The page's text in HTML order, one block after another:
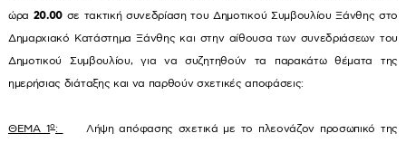
ώρα 20.00 σε τακτική συνεδρίαση του Δημοτικού Συμβουλίου Ξάνθης στο
Δημαρχιακό Κατάστημα Ξάνθης και στην αίθουσα των συνεδριάσεων του
Δημοτικού Συμβουλίου, για να συζητηθούν τα παρακάτω θέματα της
ημερήσιας διάταξης και να παρθούν σχετικές αποφάσεις:
ΘΕΜΑ 1ο: Λήψη απόφασης σχετικά με το πλεονάζον προσωπικό της